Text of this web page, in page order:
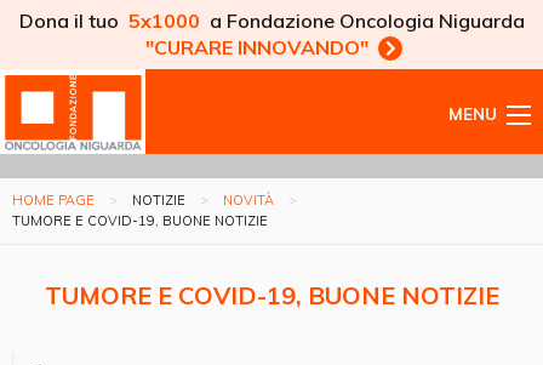
Dona il tuo 5x1000 a Fondazione Oncologia Niguarda
"CURARE INNOVANDO"
MENU
HOME PAGE NOTIZIE
NOVITÀ
TUMORE E COVID-19, BUONE NOTIZIE
TUMORE E COVID-19, BUONE NOTIZIE